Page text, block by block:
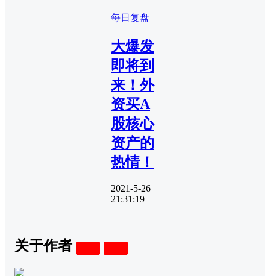
每日复盘
大爆发
即将到
来！外
资买A
股核心
资产的
热情！
2021-5-26
21:31:19
关于作者